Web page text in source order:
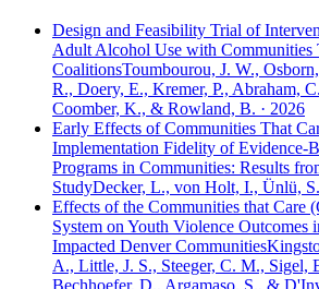
Design and Feasibility Trial of
Adult Alcohol Use with Communities
CoalitionsToumbourou, J. W.,
R., Doery, E., Kremer, P., Abraham,
Coomber, K., & Rowland, B. · 2026
Early Effects of Communities That
Implementation Fidelity of Evidence-
Programs in Communities: Results
StudyDecker, L., von Holt, I., Ünlü,
Effects of the Communities that Care
System on Youth Violence Outcomes
Impacted Denver Communities
A., Little, J. S., Steeger, C. M., Sigel,